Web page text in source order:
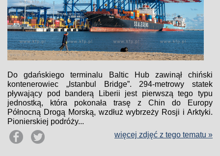
Do gdańskiego terminalu Baltic Hub zawinął chiński
kontenerowiec „Istanbul Bridge”. 294-metrowy statek
pływający pod banderą Liberii jest pierwszą tego typu
jednostką, która pokonała trasę z Chin do Europy
Północną Drogą Morską, wzdłuż wybrzeży Rosji i Arktyki.
Pionierskiej podróży...
więcej zdjęć z tego tematu »